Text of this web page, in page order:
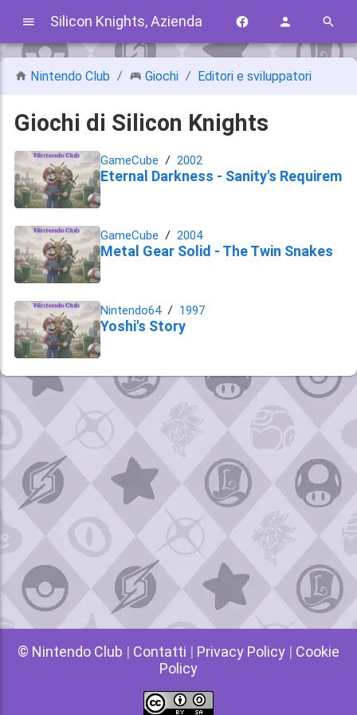
Silicon Knights, Azienda
Nintendo Club Giochi Editori e sviluppatori
Giochi di Silicon Knights
GameCube 2002
Eternal Darkness - Sanity's Requirem
GameCube 2004
Metal Gear Solid - The Twin Snakes
Nintendo64 1997
Yoshi's Story
© Nintendo Club | Contatti | Privacy Policy | Cookie
Policy